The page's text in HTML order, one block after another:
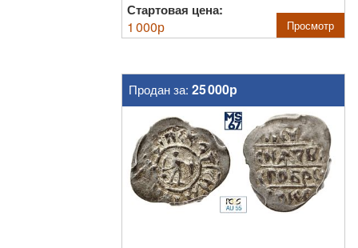
Стартовая цена:
1 000р Просмотр
Продан за: 25 000р